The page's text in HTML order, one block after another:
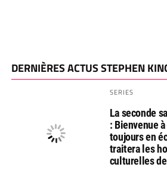
DERNIÈRES ACTUS STEPHEN
SERIES
La seconde
: Bienvenue
toujours en
traitera les
culturelles